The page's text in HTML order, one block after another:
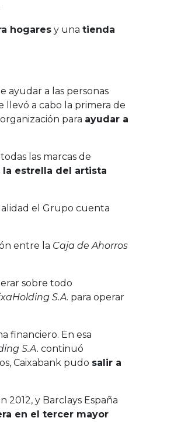
hogares y una tienda
ayudar a las personas
llevó a cabo la primera de
para ayudar a
las marcas de
la estrella del artista
el Grupo cuenta
entre la Caja de Ahorros
sobre todo
S.A. para operar
financiero. En esa
S.A. continuó
Caixabank pudo salir a
2012, y Barclays España
en el tercer mayor